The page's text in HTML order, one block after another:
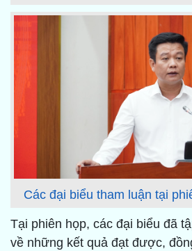
Các đại biểu tham luận tại
Tại phiên họp, các đại biểu đã
về những kết quả đạt được,